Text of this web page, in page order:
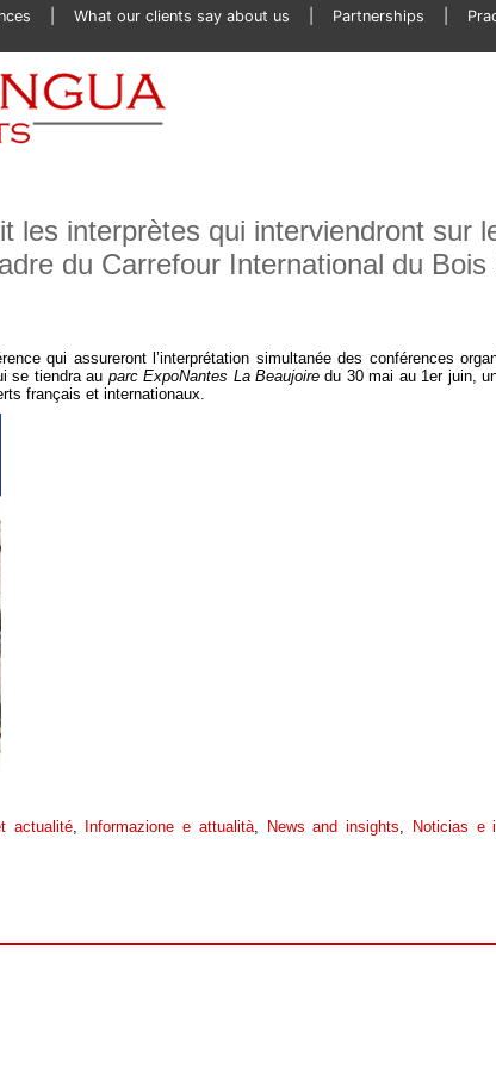
What our clients say about us Partnerships
les interprètes qui interviendront sur
du Carrefour International du Bois
qui assureront l’interprétation simultanée des conférences
se tiendra au parc ExpoNantes La Beaujoire du 30 mai au 1er juin,
français et internationaux.
actualité, Informazione e attualità, News and insights, Noticias e